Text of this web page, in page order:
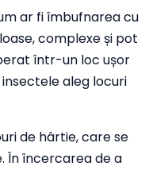
ar fi îmbufnarea cu
complexe și pot
într-un loc ușor
aleg locuri
de hârtie, care se
În încercarea de a